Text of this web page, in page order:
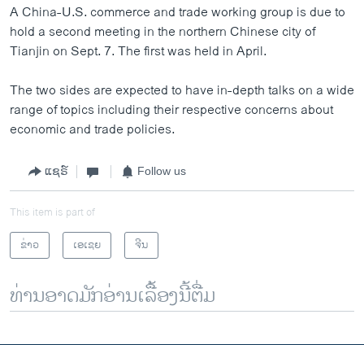
A China-U.S. commerce and trade working group is due to
hold a second meeting in the northern Chinese city of
Tianjin on Sept. 7. The first was held in April.
The two sides are expected to have in-depth talks on a wide
range of topics including their respective concerns about
economic and trade policies.
ແຊຣ໌ Follow us
This item is part of
ຂ່າວ
ເອເຊຍ ຈີນ
ທ່ານອາດມັກອ່ານເລື້ອງນີ້ຕື່ມ